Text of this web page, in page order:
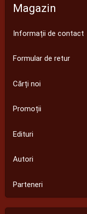
Magazin
Informații de contact
Formular de retur
Cărți noi
Promoții
Edituri
Autori
Parteneri